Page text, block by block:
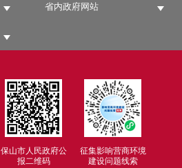
省内政府网站
保山市人民政府公
报二维码
征集影响营商环境
建设问题线索